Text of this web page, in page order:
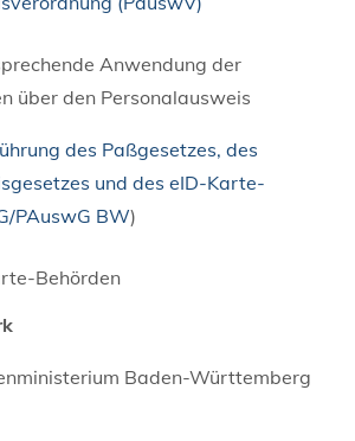
Anwendung der
über den Personalausweis
des Paßgesetzes, des
und des eID-Karte-
PAuswG BW)
Behörden
Baden-Württemberg